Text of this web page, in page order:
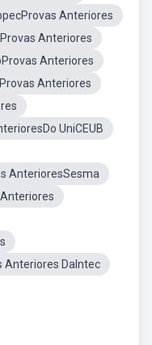
Anteriores
Anteriores
Anteriores
Anteriores
UniCEUB
AnterioresSesma
Anteriores DaIntec